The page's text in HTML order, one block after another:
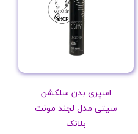
اسپری بدن سلکشن
سیتی مدل لجند مونت
بلانک